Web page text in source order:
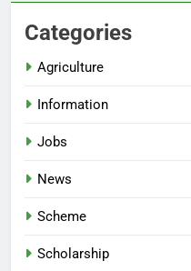
Categories
Agriculture
Information
Jobs
News
Scheme
Scholarship